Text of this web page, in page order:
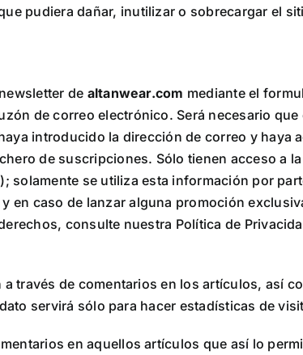
pudiera dañar, inutilizar o sobrecargar el
de altanwear.com mediante el
de correo electrónico. Será necesario
introducido la dirección de correo y haya
de suscripciones. Sólo tienen acceso a
solamente se utiliza esta información por
caso de lanzar alguna promoción
consulte nuestra Política de
través de comentarios en los artículos, así
servirá sólo para hacer estadísticas de
en aquellos artículos que así lo